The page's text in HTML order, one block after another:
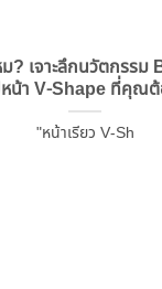
ม? เจาะลึกนวัตกรร
น้า V-Shape ที่คุณ
"หน้าเรียว V-Sh